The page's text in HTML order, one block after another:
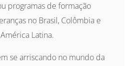
programas de formação
no Brasil, Colômbia e
Latina.
se arriscando no mundo da